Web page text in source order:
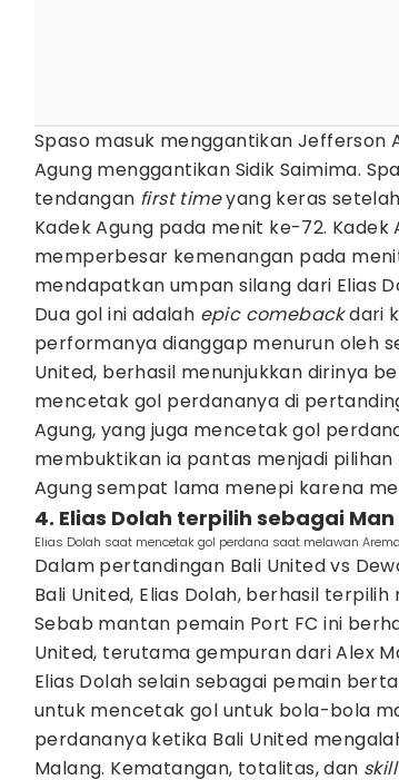
Spaso masuk menggantikan Jefferson
Agung menggantikan Sidik Saimima.
tendangan first timeyang keras
Kadek Agung pada menit ke-72. Kadek
memperbesar kemenangan pada
mendapatkan umpan silang dari Elias
Dua gol ini adalah epic comebackdari
performanya dianggap menurun oleh
United, berhasil menunjukkan dirinya
mencetak gol perdananya di
Agung, yang juga mencetak gol
membuktikan ia pantas menjadi pilihan
Agung sempat lama menepi karena
4. Elias Dolah terpilih sebagai
Elias Dolah saat mencetak gol perdana saat melawan
Dalam pertandingan Bali United vs
Bali United, Elias Dolah, berhasil
Sebab mantan pemain Port FC ini
United, terutama gempuran dari Alex
Elias Dolah selain sebagai pemain
untuk mencetak gol untuk bola-bola
perdananya ketika Bali United
Malang. Kematangan, totalitas, dan skill